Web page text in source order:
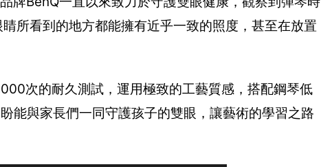
所看到的地方都能擁有近乎一致的照度，甚至在放置
次的耐久測試，運用極致的工藝質感，搭配鋼琴低
能與家長們一同守護孩子的雙眼，讓藝術的學習之路